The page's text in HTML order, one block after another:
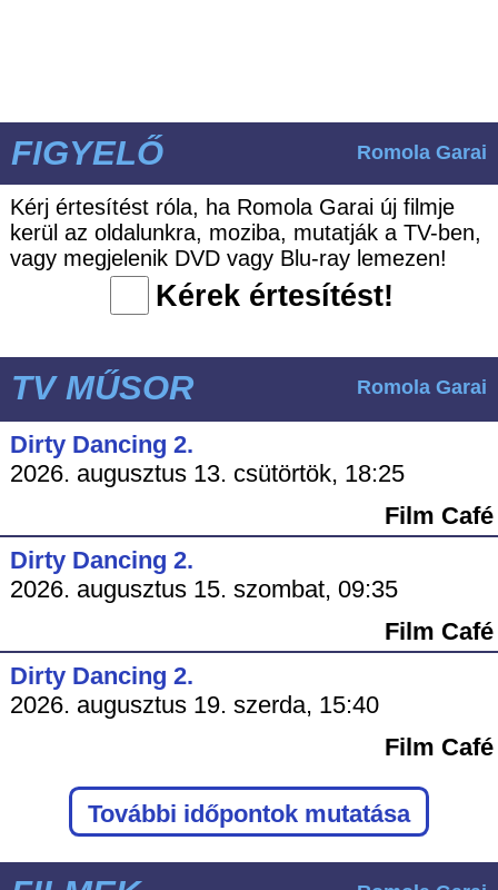
FIGYELŐ Romola Garai
Kérj értesítést róla, ha Romola Garai új filmje
kerül az oldalunkra, moziba, mutatják a TV-ben,
vagy megjelenik DVD vagy Blu-ray lemezen!
Kérek értesítést!
TV MŰSOR Romola Garai
Dirty Dancing 2.
2026. augusztus 13. csütörtök, 18:25
Film Café
Dirty Dancing 2.
2026. augusztus 15. szombat, 09:35
Film Café
Dirty Dancing 2.
2026. augusztus 19. szerda, 15:40
Film Café
További időpontok mutatása